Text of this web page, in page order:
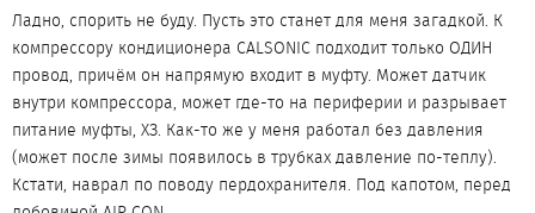
Ладно, спорить не буду. Пусть это станет для меня загадкой. К
компрессору кондиционера CALSONIC подходит только ОДИН
провод, причём он напрямую входит в муфту. Может датчик
внутри компрессора, может где-то на периферии и разрывает
питание муфты, ХЗ. Как-то же у меня работал без давления
(может после зимы появилось в трубках давление по-теплу).
Кстати, наврал по поводу пердохранителя. Под капотом, перед